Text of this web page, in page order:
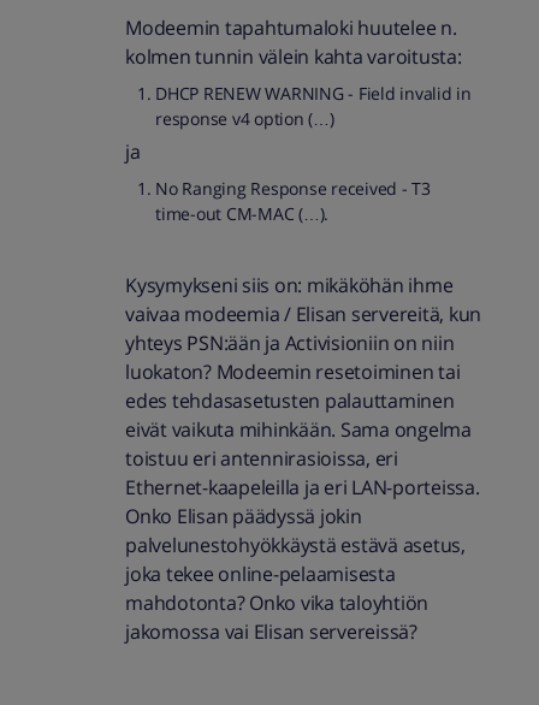
Modeemin tapahtumaloki huutelee n.
kolmen tunnin välein kahta varoitusta:
DHCP RENEW WARNING - Field invalid in
response v4 option (…)
ja
No Ranging Response received - T3
time-out CM-MAC (…).
Kysymykseni siis on: mikäköhän ihme
vaivaa modeemia / Elisan servereitä, kun
yhteys PSN:ään ja Activisioniin on niin
luokaton? Modeemin resetoiminen tai
edes tehdasasetusten palauttaminen
eivät vaikuta mihinkään. Sama ongelma
toistuu eri antennirasioissa, eri
Ethernet-kaapeleilla ja eri LAN-porteissa.
Onko Elisan päädyssä jokin
palvelunestohyökkäystä estävä asetus,
joka tekee online-pelaamisesta
mahdotonta? Onko vika taloyhtiön
jakomossa vai Elisan servereissä?